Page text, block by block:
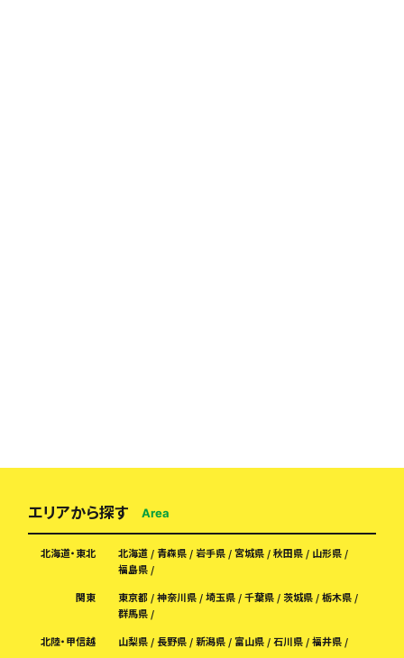
エリアから探す Area
北海道・東北 北海道 青森県 岩手県 宮城県 秋田県
山形県
福島県
関東
東京都 神奈川県 埼玉県 千葉県 茨城県
栃木県
群馬県
北陸・甲信越
山梨県 長野県 新潟県 富山県 石川県
福井県